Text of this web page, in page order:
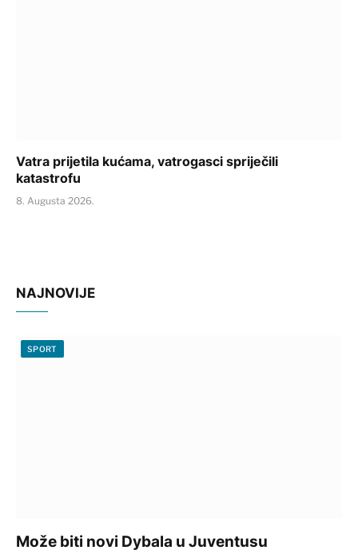
Vatra prijetila kućama, vatrogasci spriječili
katastrofu
8. Augusta 2026.
NAJNOVIJE
SPORT
Može biti novi Dybala u Juventusu